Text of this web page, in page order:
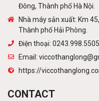
(Tiếng
Contact
Roof
Đông, Thành phố Hà Nội.
Nhà máy sản xuất: Km
Thành phố Hải Phòng.
Điện thoại: 0243.998.5505
Email:
https://
CONTACT